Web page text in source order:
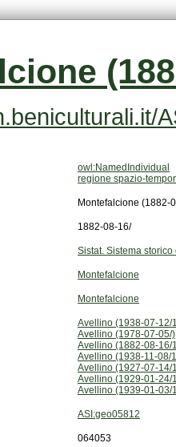
owl:NamedIndividual
regione spazio-
Montefalcione (1882-
1882-08-16/
Sistat. Sistema
Montefalcione
Montefalcione
Avellino (1938-07-12/
Avellino (1978-07-05/)
Avellino (1882-08-16/
Avellino (1938-11-08/
Avellino (1927-07-14/
Avellino (1929-01-24/
Avellino (1939-01-03/
ASI:geo05812
064053